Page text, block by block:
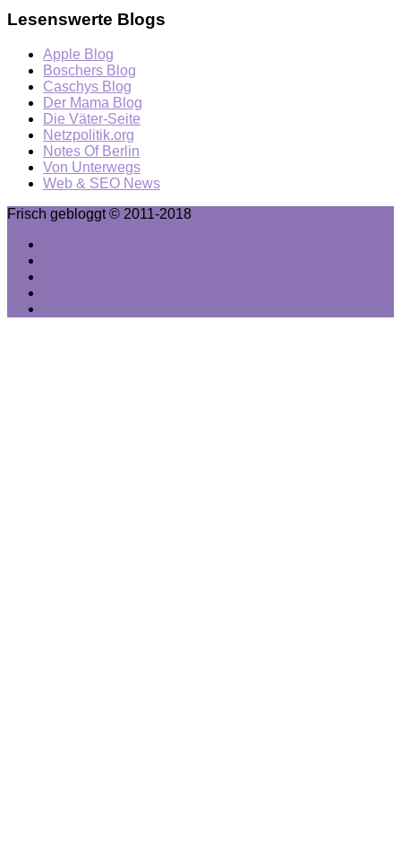
Lesenswerte Blogs
Apple Blog
Boschers Blog
Caschys Blog
Der Mama Blog
Die Väter-Seite
Netzpolitik.org
Notes Of Berlin
Von Unterwegs
Web & SEO News
Frisch gebloggt © 2011-2018